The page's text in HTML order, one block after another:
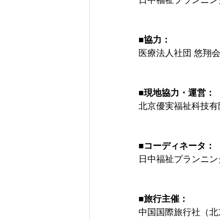
■協力：
医療法人社団 悠翔会
■現地協力・運営：
北京優実福祉科技有
■コーディネータ：
日中福祉プランニ
■旅行主催：
中国国際旅行社（北